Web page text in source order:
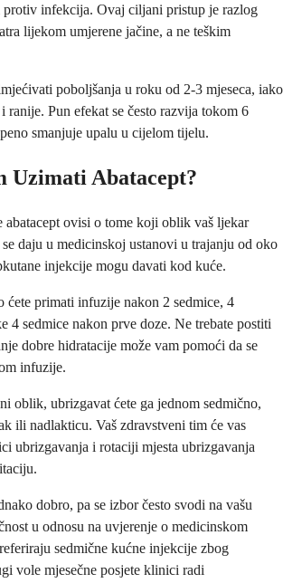
protiv infekcija. Ovaj ciljani pristup je razlog
lijekom umjerene jačine, a ne teškim
poboljšanja u roku od 2-3 mjeseca, iako
Pun efekat se često razvija tokom 6
smanjuje upalu u cijelom tijelu.
Uzimati Abatacept?
abatacept ovisi o tome koji oblik vaš ljekar
daju u medicinskoj ustanovi u trajanju od oko
injekcije mogu davati kod kuće.
ćete primati infuzije nakon 2 sedmice, 4
4 sedmice nakon prve doze. Ne trebate postiti
dobre hidratacije može vam pomoći da se
infuzije.
oblik, ubrizgavat ćete ga jednom sedmično,
ili nadlakticu. Vaš zdravstveni tim će vas
ubrizgavanja i rotaciji mjesta ubrizgavanja
dobro, pa se izbor često svodi na vašu
u odnosu na uvjerenje o medicinskom
sedmične kućne injekcije zbog
vole mjesečne posjete klinici radi